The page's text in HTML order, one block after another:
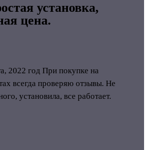
установка,
цена.
2022 год При покупке на
всегда проверяю отзывы. Не
установила, все работает.